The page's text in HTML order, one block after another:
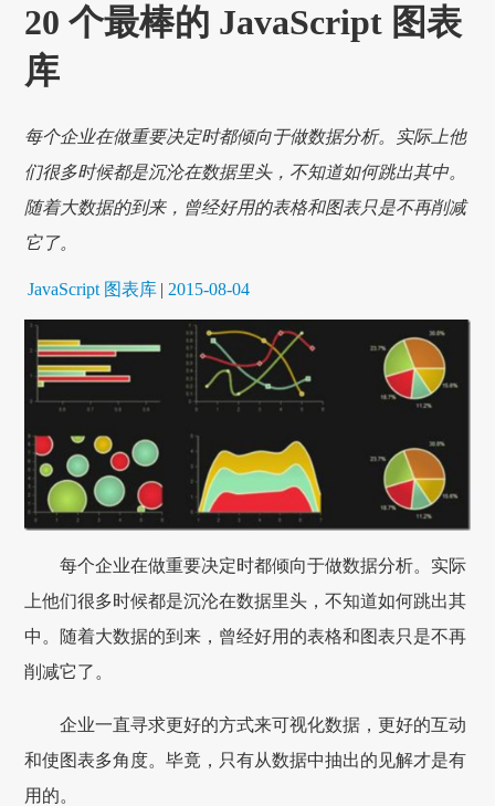
20 个最棒的 JavaScript 图表
库
每个企业在做重要决定时都倾向于做数据分析。实际上他
们很多时候都是沉沦在数据里头，不知道如何跳出其中。
随着大数据的到来，曾经好用的表格和图表只是不再削减
它了。
JavaScript 图表库 | 2015-08-04
每个企业在做重要决定时都倾向于做数据分析。实际
上他们很多时候都是沉沦在数据里头，不知道如何跳出其
中。随着大数据的到来，曾经好用的表格和图表只是不再
削减它了。
企业一直寻求更好的方式来可视化数据，更好的互动
和使图表多角度。毕竟，只有从数据中抽出的见解才是有
用的。